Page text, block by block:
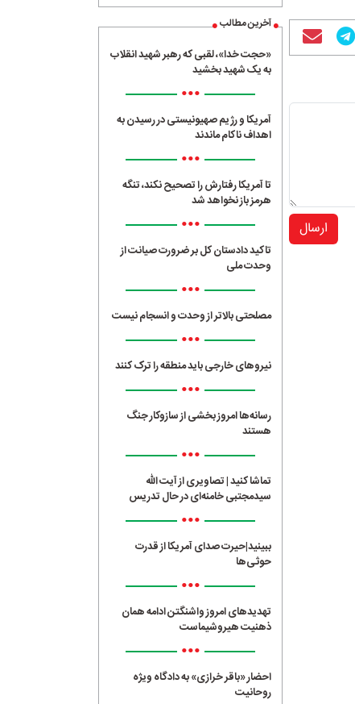
ارسال
آخرین مطالب
«حجت خدا»، لقبی که رهبر شهید انقلاب
به یک شهید بخشید
•••
آمریکا و رژیم صهیونیستی در رسیدن به
اهداف ناکام ماندند
•••
تا آمریکا رفتارش را تصحیح نکند، تنگه
هرمز باز نخواهد شد
•••
تاکید دادستان کل بر ضرورت صیانت از
وحدت ملی
•••
مصلحتی بالاتر از وحدت و انسجام نیست
•••
نیروهای خارجی باید منطقه را ترک کنند
•••
رسانه‌ها امروز بخشی از سازوکار جنگ
هستند
•••
تماشا کنید | تصاویری از آیت الله
سیدمجتبی خامنه‌ای در حال تدریس
•••
ببینید|حیرت صدای آمریکا از قدرت
حوثی‌ها
•••
تهدیدهای امروز واشنگتن ادامه همان
ذهنیت هیروشیماست
•••
احضار «باقر خرازی» به دادگاه ویژه
روحانیت